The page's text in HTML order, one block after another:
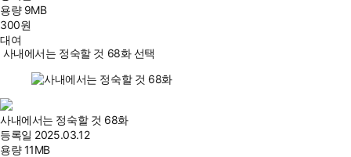
용량 9MB
300원
대여
사내에서는 정숙할 것 68화 선택
사내에서는 정숙할 것 68화
등록일 2025.03.12
용량11MB